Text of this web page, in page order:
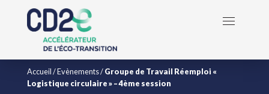
Accueil/Evènements/Groupe de Travail Réemploi «
Logistique circulaire » – 4ème session